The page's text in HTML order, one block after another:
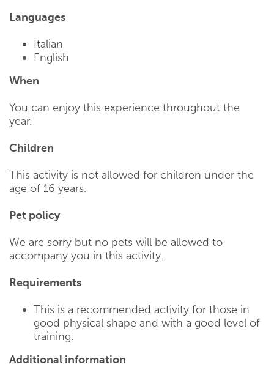
Languages
Italian
English
When
You can enjoy this experience throughout the
year.
Children
This activity is not allowed for children under the
age of 16 years.
Pet policy
We are sorry but no pets will be allowed to
accompany you in this activity.
Requirements
This is a recommended activity for those in
good physical shape and with a good level of
training.
Additional information